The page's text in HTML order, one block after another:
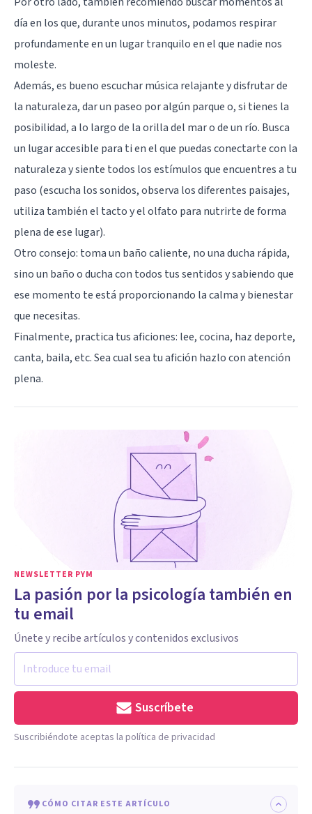
día en los que, durante unos minutos, podamos respirar
profundamente en un lugar tranquilo en el que nadie nos
moleste.
Además, es bueno escuchar música relajante y disfrutar de
la naturaleza, dar un paseo por algún parque o, si tienes la
posibilidad, a lo largo de la orilla del mar o de un río. Busca
un lugar accesible para ti en el que puedas conectarte con la
naturaleza y siente todos los estímulos que encuentres a tu
paso (escucha los sonidos, observa los diferentes paisajes,
utiliza también el tacto y el olfato para nutrirte de forma
plena de ese lugar).
Otro consejo: toma un baño caliente, no una ducha rápida,
sino un baño o ducha con todos tus sentidos y sabiendo que
ese momento te está proporcionando la calma y bienestar
que necesitas.
Finalmente, practica tus aficiones: lee, cocina, haz deporte,
canta, baila, etc. Sea cual sea tu afición hazlo con atención
plena.
NEWSLETTER PYM
La pasión por la psicología también en
tu email
Únete y recibe artículos y contenidos exclusivos
Suscríbete
Suscribiéndote aceptas la política de privacidad
CÓMO CITAR ESTE ARTÍCULO